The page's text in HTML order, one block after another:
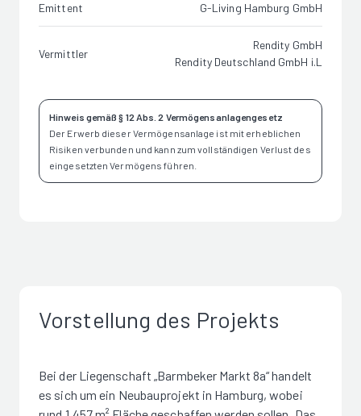
Emittent G-Living Hamburg GmbH
Vermittler
Rendity GmbH
Rendity Deutschland GmbH i.L
Hinweis gemäß § 12 Abs. 2 Vermögensanlagengesetz
Der Erwerb dieser Vermögensanlage ist mit erheblichen
Risiken verbunden und kann zum vollständigen Verlust des
eingesetzten Vermögens führen.
Vorstellung des Projekts
Bei der Liegenschaft „Barmbeker Markt 8a“ handelt
es sich um ein Neubauprojekt in Hamburg, wobei